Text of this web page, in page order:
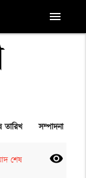
menu
তারিখ সম্পাদনা
শেষ visibility